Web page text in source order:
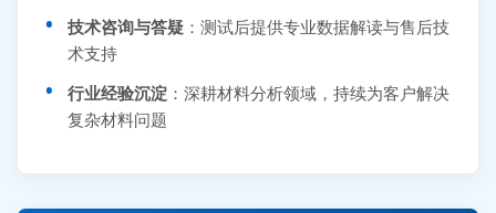
技术咨询与答疑 ：测试后提供专业数据解读与售后技
术支持
行业经验沉淀 ：深耕材料分析领域，持续为客户解决
复杂材料问题